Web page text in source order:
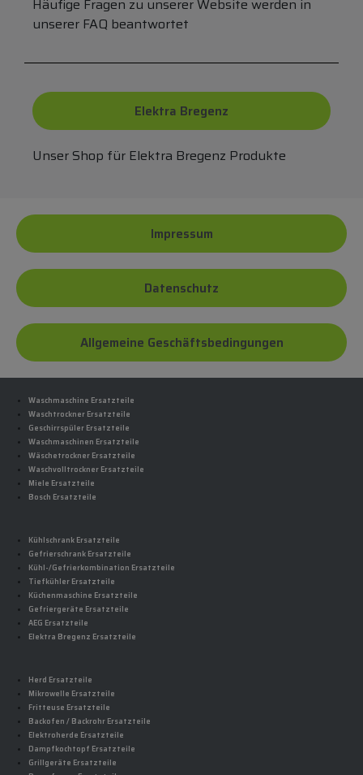
Häufige Fragen zu unserer Website werden in
unserer FAQ beantwortet
Elektra Bregenz
Unser Shop für Elektra Bregenz Produkte
Impressum
Datenschutz
Allgemeine Geschäftsbedingungen
Waschmaschine Ersatzteile
Waschtrockner Ersatzteile
Geschirrspüler Ersatzteile
Waschmaschinen Ersatzteile
Wäschetrockner Ersatzteile
Waschvolltrockner Ersatzteile
Miele Ersatzteile
Bosch Ersatzteile
Kühlschrank Ersatzteile
Gefrierschrank Ersatzteile
Kühl-/Gefrierkombination Ersatzteile
Tiefkühler Ersatzteile
Küchenmaschine Ersatzteile
Gefriergeräte Ersatzteile
AEG Ersatzteile
Elektra Bregenz Ersatzteile
Herd Ersatzteile
Mikrowelle Ersatzteile
Fritteuse Ersatzteile
Backofen / Backrohr Ersatzteile
Elektroherde Ersatzteile
Dampfkochtopf Ersatzteile
Grillgeräte Ersatzteile